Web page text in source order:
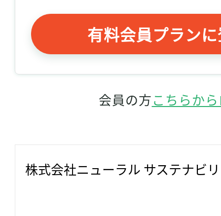
有料会員プラン
会員の方こちらか
株式会社ニューラル サステナビ